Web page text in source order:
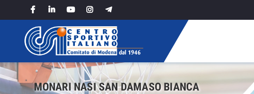
MONARI NASI SAN DAMASO BIANCA